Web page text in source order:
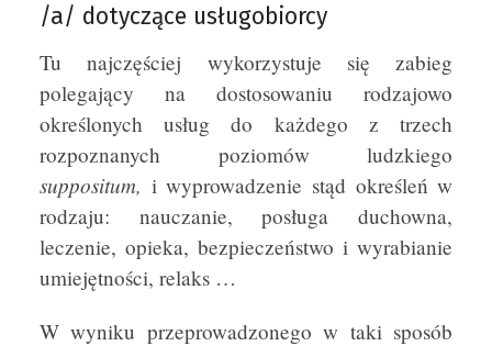
/a/ dotyczące usługobiorcy
Tu najczęściej wykorzystuje się zabieg
polegający na dostosowaniu rodzajowo
określonych usług do każdego z trzech
rozpoznanych poziomów ludzkiego
suppositum, i wyprowadzenie stąd określeń w
rodzaju: nauczanie, posługa duchowna,
leczenie, opieka, bezpieczeństwo i wyrabianie
umiejętności, relaks …
W wyniku przeprowadzonego w taki sposób